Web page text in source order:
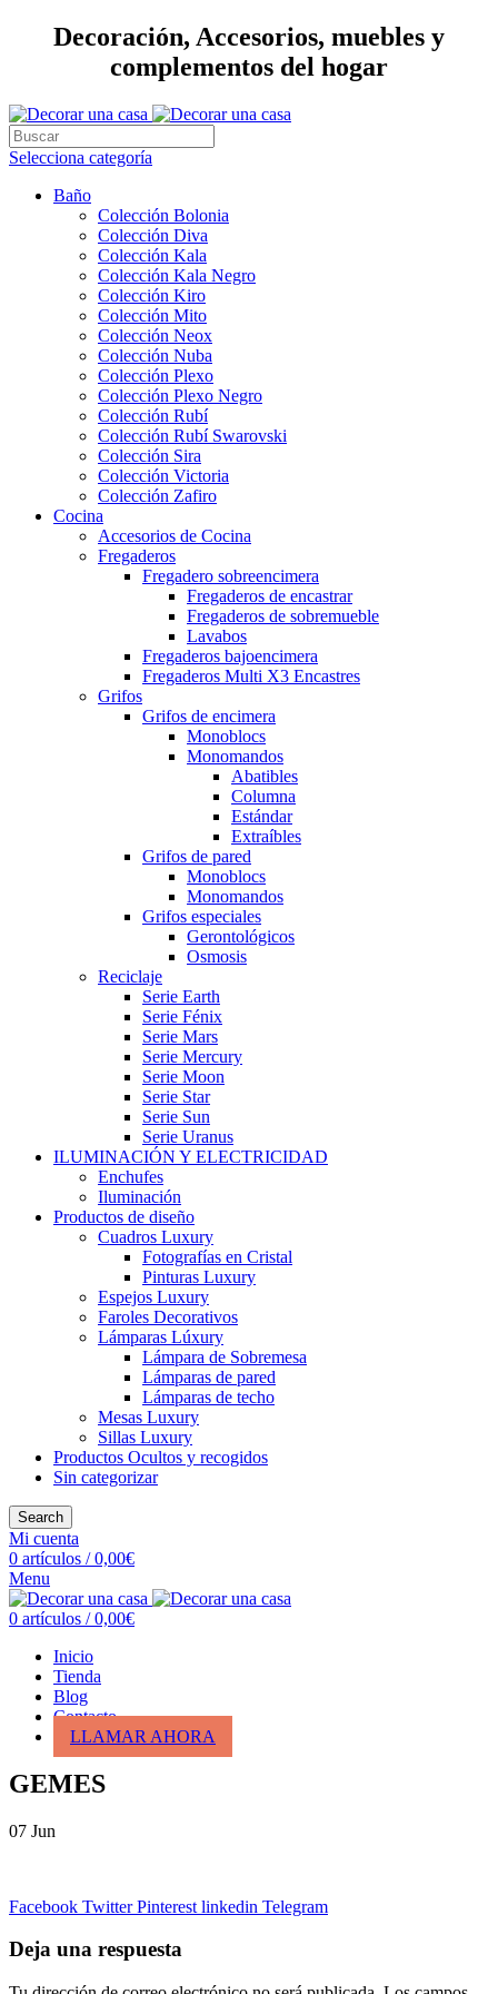
Decoración, Accesorios, muebles y
complementos del hogar
Selecciona categoría
Baño
Colección Bolonia
Colección Diva
Colección Kala
Colección Kala Negro
Colección Kiro
Colección Mito
Colección Neox
Colección Nuba
Colección Plexo
Colección Plexo Negro
Colección Rubí
Colección Rubí Swarovski
Colección Sira
Colección Victoria
Colección Zafiro
Cocina
Accesorios de Cocina
Fregaderos
Fregadero sobreencimera
Fregaderos de encastrar
Fregaderos de sobremueble
Lavabos
Fregaderos bajoencimera
Fregaderos Multi X3 Encastres
Grifos
Grifos de encimera
Monoblocs
Monomandos
Abatibles
Columna
Estándar
Extraíbles
Grifos de pared
Monoblocs
Monomandos
Grifos especiales
Gerontológicos
Osmosis
Reciclaje
Serie Earth
Serie Fénix
Serie Mars
Serie Mercury
Serie Moon
Serie Star
Serie Sun
Serie Uranus
ILUMINACIÓN Y ELECTRICIDAD
Enchufes
Iluminación
Productos de diseño
Cuadros Luxury
Fotografías en Cristal
Pinturas Luxury
Espejos Luxury
Faroles Decorativos
Lámparas Lúxury
Lámpara de Sobremesa
Lámparas de pared
Lámparas de techo
Mesas Luxury
Sillas Luxury
Productos Ocultos y recogidos
Sin categorizar
Search
Mi cuenta
0 artículos / 0,00€
Menu
0 artículos / 0,00€
Inicio
Tienda
Blog
Contacto
LLAMAR AHORA
GEMES
07 Jun
Facebook Twitter Pinterest linkedin Telegram
Deja una respuesta